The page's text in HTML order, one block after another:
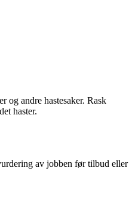
og andre hastesaker. Rask
haster.
av jobben før tilbud eller